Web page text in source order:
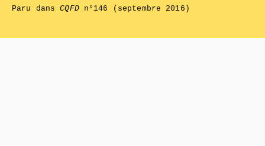
Paru dansCQFDn°146 (septembre 2016)